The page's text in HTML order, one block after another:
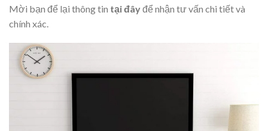
Mời bạn để lại thông tin tại đâyđể nhận tư vấn chi tiết và
chính xác.